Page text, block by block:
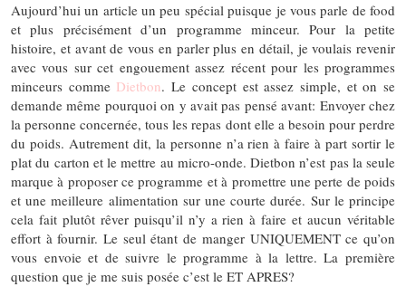
Aujourd’hui un article un peu spécial puisque je vous parle de food
et plus précisément d’un programme minceur. Pour la petite
histoire, et avant de vous en parler plus en détail, je voulais revenir
avec vous sur cet engouement assez récent pour les programmes
minceurs comme Dietbon. Le concept est assez simple, et on se
demande même pourquoi on y avait pas pensé avant: Envoyer chez
la personne concernée, tous les repas dont elle a besoin pour perdre
du poids. Autrement dit, la personne n’a rien à faire à part sortir le
plat du carton et le mettre au micro-onde. Dietbon n’est pas la seule
marque à proposer ce programme et à promettre une perte de poids
et une meilleure alimentation sur une courte durée. Sur le principe
cela fait plutôt rêver puisqu’il n’y a rien à faire et aucun véritable
effort à fournir. Le seul étant de manger UNIQUEMENT ce qu’on
vous envoie et de suivre le programme à la lettre. La première
question que je me suis posée c’est le ET APRES?